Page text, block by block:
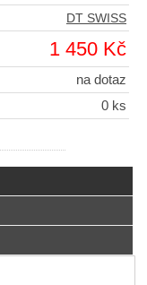
DT SWISS
1 450 Kč
na dotaz
0 ks